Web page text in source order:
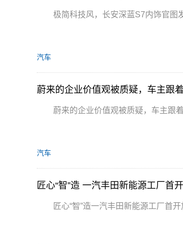
极简科技风，长安深蓝S7内饰官图
汽车
蔚来的企业价值观被质疑，车主跟
蔚来的企业价值观被质疑，车主跟
汽车
匠心“智”造 一汽丰田新能源工厂首
匠心“智”造一汽丰田新能源工厂首开